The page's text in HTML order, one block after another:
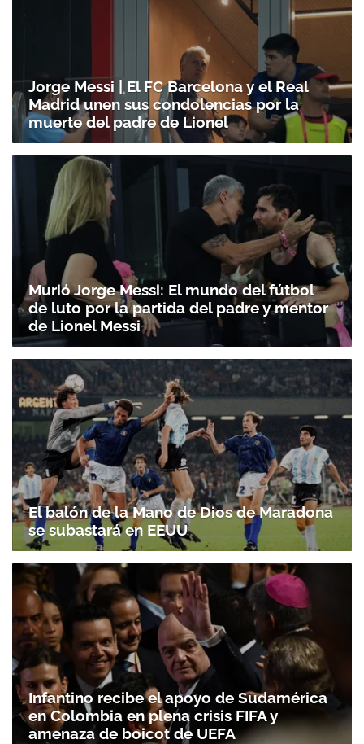
Jorge Messi | El FC Barcelona y el Real
Madrid unen sus condolencias por la
muerte del padre de Lionel
Murió Jorge Messi: El mundo del fútbol
de luto por la partida del padre y mentor
de Lionel Messi
El balón de la Mano de Dios de Maradona
se subastará en EEUU
Infantino recibe el apoyo de Sudamérica
en Colombia en plena crisis FIFA y
amenaza de boicot de UEFA